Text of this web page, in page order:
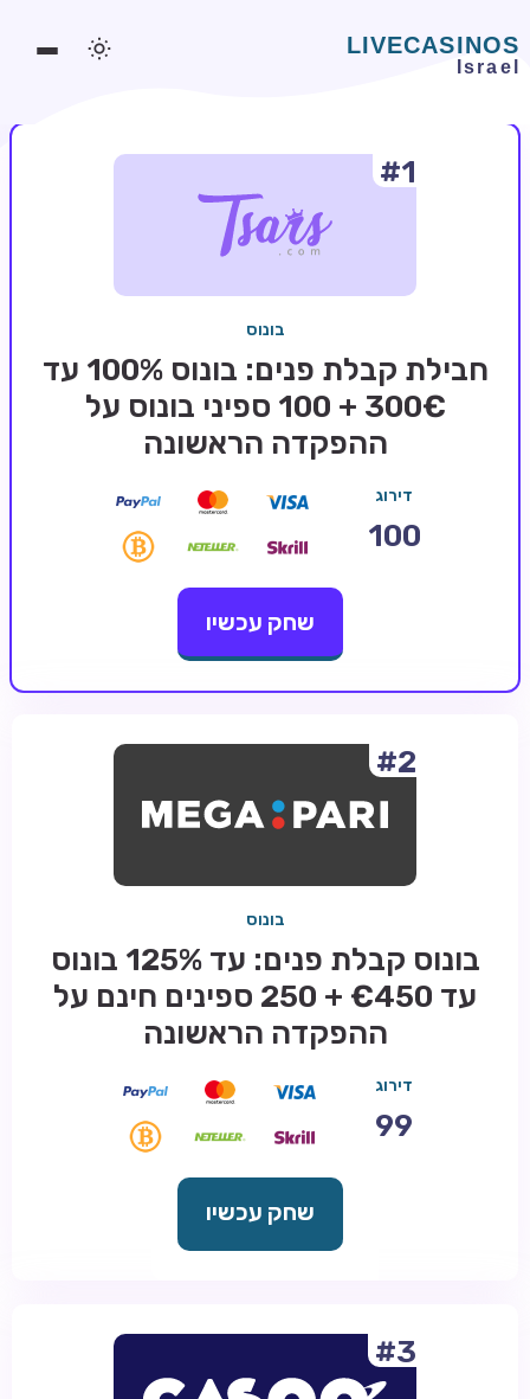
משחקים אונליין
בלאקג'ק אונליין
בונוסים בקזינו אונליין
טיפים
#1
בונוס
חבילת קבלת פנים: בונוס 100% עד
300€ + 100 ספיני בונוס על
ההפקדה הראשונה
דירוג
100
שחק עכשיו
#2
בונוס
בונוס קבלת פנים: עד 125% בונוס
עד €450 + 250 ספינים חינם על
ההפקדה הראשונה
דירוג
99
שחק עכשיו
#3